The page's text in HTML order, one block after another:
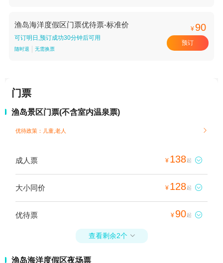
渔岛海洋度假区门票优待票-标准价
可订明日,预订成功30分钟后可用
随时退 无需换票
¥ 90
预订
门票
渔岛景区门票(不含室内温泉票)
优待政策：儿童,老人 
成人票 ¥ 138起 
大小同价 ¥ 128起 
优待票 ¥ 90起 
查看剩余2个 
渔岛海洋度假区夜场票